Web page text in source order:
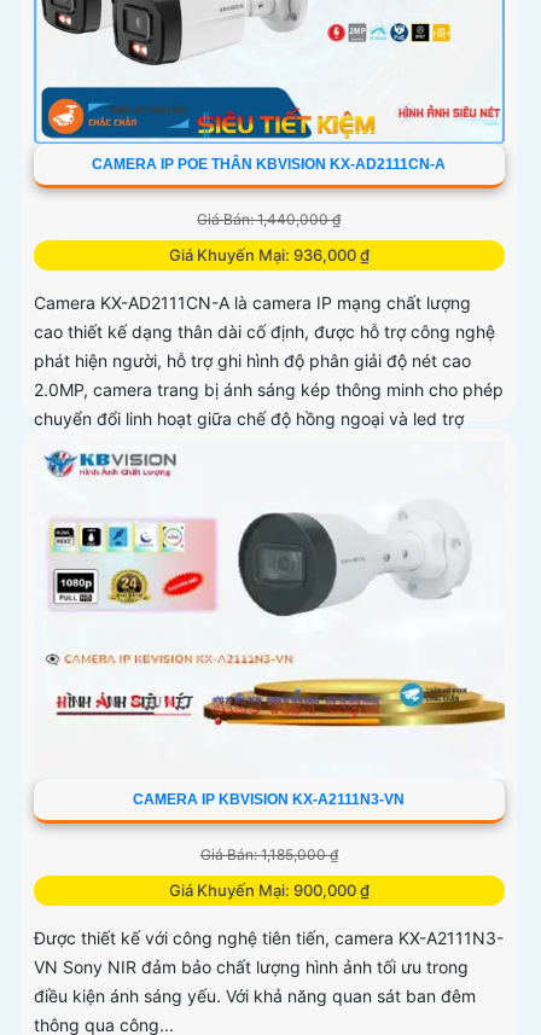
CAMERA IP POE THÂN KBVISION KX-AD2111CN-A
Giá Bán: 1,440,000 ₫
Giá Khuyến Mại: 936,000 ₫
Camera KX-AD2111CN-A là camera IP mạng chất lượng
cao thiết kế dạng thân dài cố định, được hỗ trợ công nghệ
phát hiện người, hỗ trợ ghi hình độ phân giải độ nét cao
2.0MP, camera trang bị ánh sáng kép thông minh cho phép
chuyển đổi linh hoạt giữa chế độ hồng ngoại và led trợ
sáng ban đêm, giúp giám sát bảo vệ an ninh ban đêm một
cách linh hoạt
CAMERA IP KBVISION KX-A2111N3-VN
Giá Bán: 1,185,000 ₫
Giá Khuyến Mại: 900,000 ₫
Được thiết kế với công nghệ tiên tiến, camera KX-A2111N3-
VN Sony NIR đảm bảo chất lượng hình ảnh tối ưu trong
điều kiện ánh sáng yếu. Với khả năng quan sát ban đêm
thông qua công...